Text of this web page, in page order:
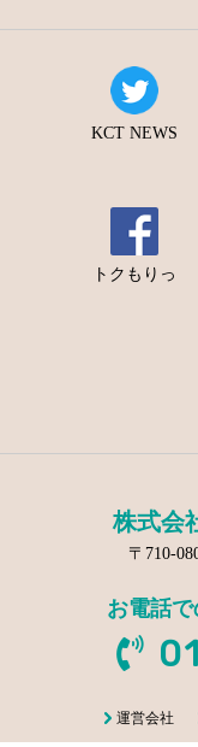
KCT NEWS
トクもりっ
株式会
〒710-
お電話
運営会社